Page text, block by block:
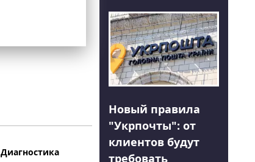
Диагностика
Новый правила
"Укрпочты": от
клиентов будут
требовать